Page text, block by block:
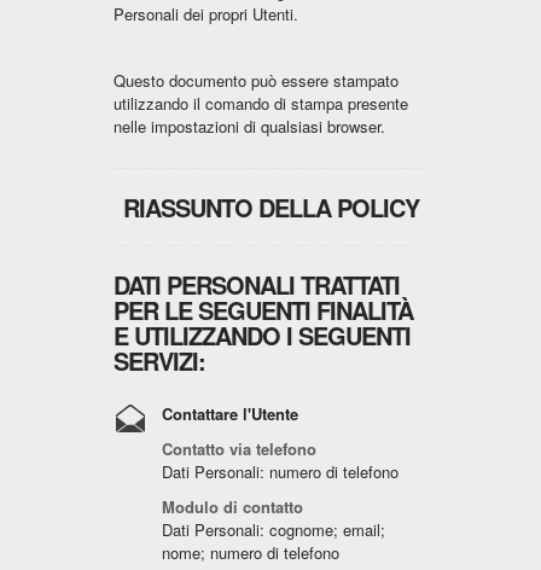
Personali dei propri Utenti.
Questo documento può essere stampato
utilizzando il comando di stampa presente
nelle impostazioni di qualsiasi browser.
RIASSUNTO DELLA POLICY
DATI PERSONALI TRATTATI
PER LE SEGUENTI FINALITÀ
E UTILIZZANDO I SEGUENTI
SERVIZI:
Contattare l'Utente
Contatto via telefono
Dati Personali: numero di telefono
Modulo di contatto
Dati Personali: cognome; email;
nome; numero di telefono